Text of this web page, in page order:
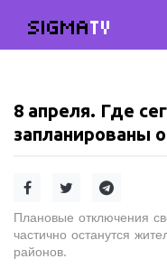
SIGMATV
8 апреля. Где
запланированы
Плановые отключения
частично останутся
районов.